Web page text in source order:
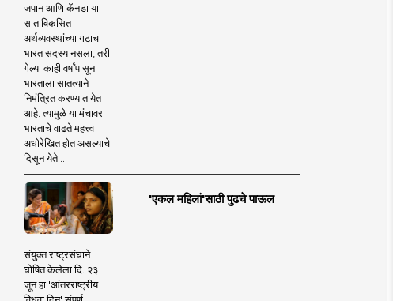
जपान आणि कॅनडा या
सात विकसित
अर्थव्यवस्थांच्या गटाचा
भारत सदस्य नसला, तरी
गेल्या काही वर्षांपासून
भारताला सातत्याने
निमंत्रित करण्यात येत
आहे. त्यामुळे या मंचावर
भारताचे वाढते महत्त्व
अधोरेखित होत असल्याचे
दिसून येते...
'एकल महिलां'साठी पुढचे पाऊल
संयुक्त राष्ट्रसंघाने
घोषित केलेला दि. २३
जून हा 'आंतरराष्ट्रीय